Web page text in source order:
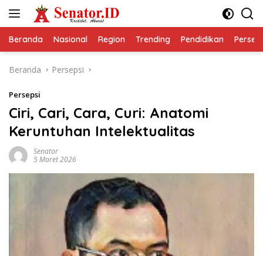
Beranda Nasional Region Trending Pendidikan
Beranda Persepsi
Persepsi
Ciri, Cari, Cara, Curi: Anatomi
Keruntuhan Intelektualitas
Senator
5 Maret 2026